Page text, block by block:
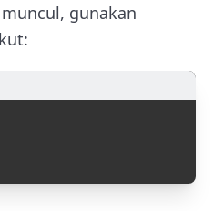
gunakan